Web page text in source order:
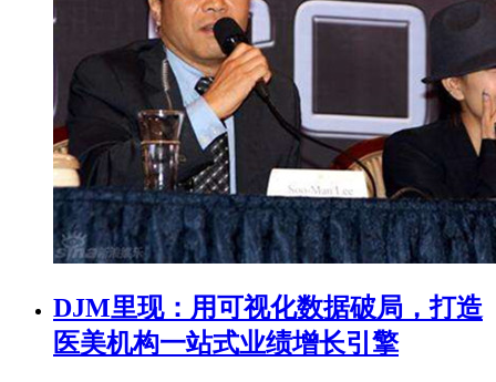
DJM里现：用可视化数据破局，打造
医美机构一站式业绩增长引擎